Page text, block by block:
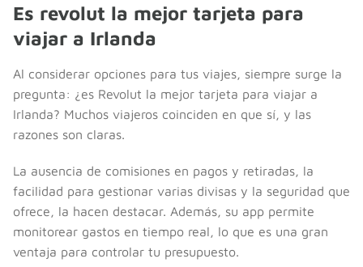
Es revolut la mejor tarjeta para
viajar a Irlanda
Al considerar opciones para tus viajes, siempre surge la
pregunta: ¿es Revolut la mejor tarjeta para viajar a
Irlanda? Muchos viajeros coinciden en que sí, y las
razones son claras.
La ausencia de comisiones en pagos y retiradas, la
facilidad para gestionar varias divisas y la seguridad que
ofrece, la hacen destacar. Además, su app permite
monitorear gastos en tiempo real, lo que es una gran
ventaja para controlar tu presupuesto.